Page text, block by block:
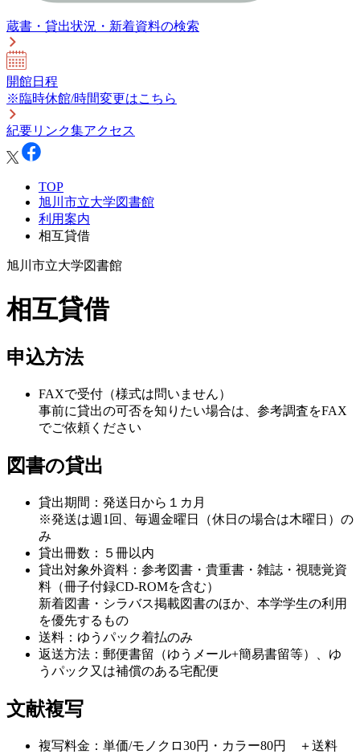
蔵書・貸出状況・新着資料の検索
開館日程
※臨時休館/時間変更はこちら
紀要リンク集アクセス
TOP
旭川市立大学図書館
利用案内
相互貸借
旭川市立大学図書館
相互貸借
申込方法
FAXで受付（様式は問いません）
事前に貸出の可否を知りたい場合は、参考調査をFAX
でご依頼ください
図書の貸出
貸出期間：発送日から１カ月
※発送は週1回、毎週金曜日（休日の場合は木曜日）の
み
貸出冊数：５冊以内
貸出対象外資料：参考図書・貴重書・雑誌・視聴覚資
料（冊子付録CD-ROMを含む）
新着図書・シラバス掲載図書のほか、本学学生の利用
を優先するもの
送料：ゆうパック着払のみ
返送方法：郵便書留（ゆうメール+簡易書留等）、ゆ
うパック又は補償のある宅配便
文献複写
複写料金：単価/モノクロ30円・カラー80円 ＋送料